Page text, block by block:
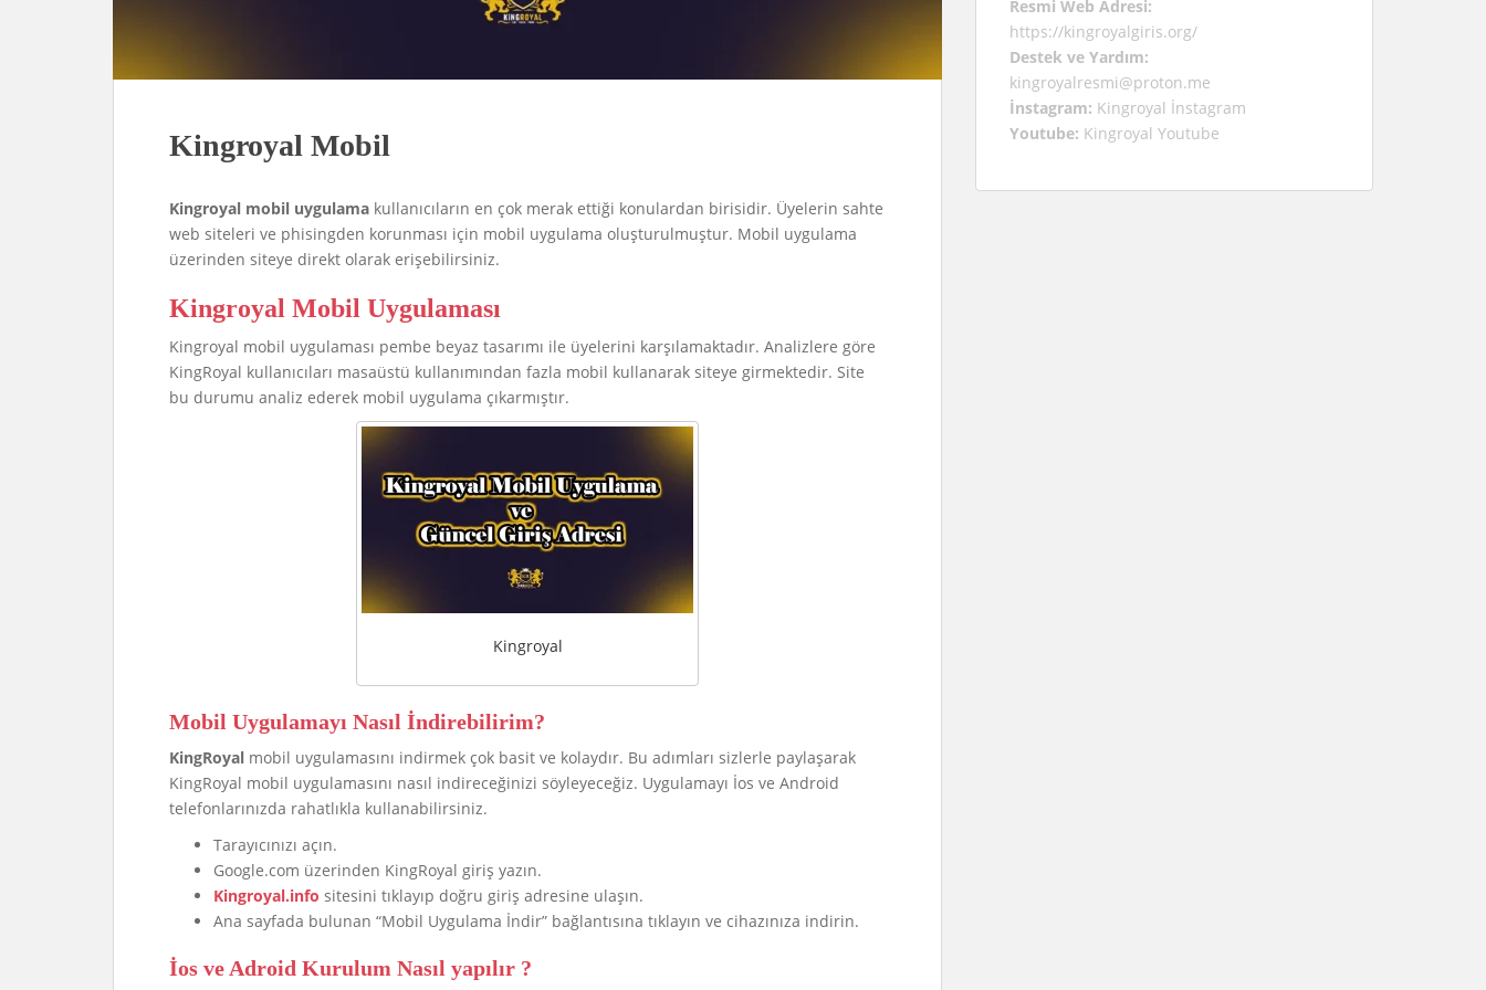
Kingroyal Mobil
Kingroyal mobil uygulama kullanıcıların en çok merak ettiği konulardan birisidir. Üyelerin sahte
web siteleri ve phisingden korunması için mobil uygulama oluşturulmuştur. Mobil uygulama
üzerinden siteye direkt olarak erişebilirsiniz.
Kingroyal Mobil Uygulaması
Kingroyal mobil uygulaması pembe beyaz tasarımı ile üyelerini karşılamaktadır. Analizlere göre
KingRoyal kullanıcıları masaüstü kullanımından fazla mobil kullanarak siteye girmektedir. Site
bu durumu analiz ederek mobil uygulama çıkarmıştır.
Kingroyal
Mobil Uygulamayı Nasıl İndirebilirim?
KingRoyal mobil uygulamasını indirmek çok basit ve kolaydır. Bu adımları sizlerle paylaşarak
KingRoyal mobil uygulamasını nasıl indireceğinizi söyleyeceğiz. Uygulamayı İos ve Android
telefonlarınızda rahatlıkla kullanabilirsiniz.
Tarayıcınızı açın.
Google.com üzerinden KingRoyal giriş yazın.
Kingroyal.info sitesini tıklayıp doğru giriş adresine ulaşın.
Ana sayfada bulunan “Mobil Uygulama İndir” bağlantısına tıklayın ve cihazınıza indirin.
İos ve Adroid Kurulum Nasıl yapılır ?
Resmi Web Adresi:
https://kingroyalgiris.org/
Destek ve Yardım:
kingroyalresmi@proton.me
İnstagram: Kingroyal İnstagram
Youtube: Kingroyal Youtube